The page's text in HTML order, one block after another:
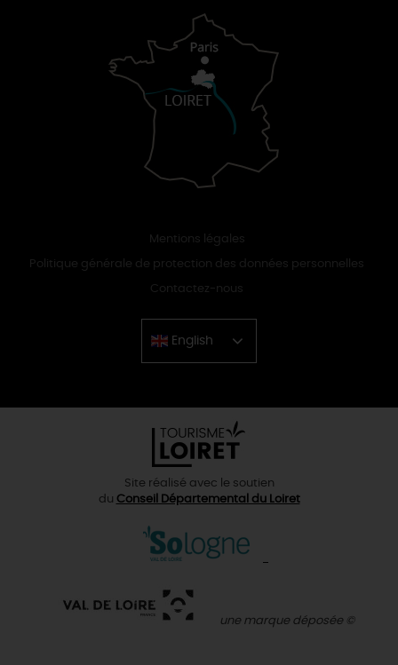
Mentions légales
Politique générale de protection des données personnelles
Contactez-nous
English
Chinese
Site réalisé avec le soutien
du Conseil Départemental du Loiret
une marque déposée ©